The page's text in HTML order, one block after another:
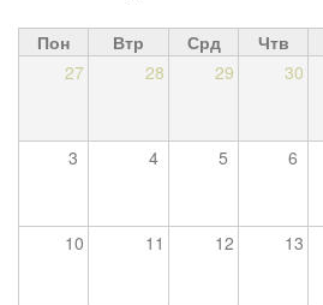
Пон Втр Срд Чтв
27
28 29 30
3 4 5 6
10 11 12 13